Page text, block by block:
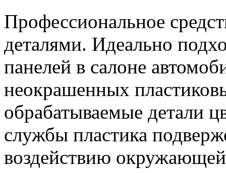
Профессиональное
деталями. Идеально
панелей в салоне
неокрашенных
обрабатываемые детали
службы пластика
воздействию